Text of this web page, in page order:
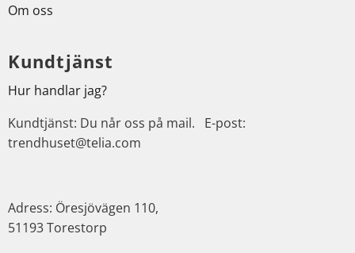
Om oss
Kundtjänst
Hur handlar jag?
Kundtjänst: Du når oss på mail. E-post:
trendhuset@telia.com
Adress: Öresjövägen 110,
51193 Torestorp